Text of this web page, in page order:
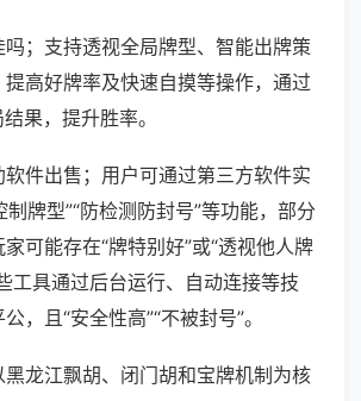
；支持透视全局牌型、智能出牌策
高好牌率及快速自摸等操作，通过
果，提升胜率。
件出售；用户可通过第三方软件实
制牌型”“防检测防封号”等功能，部分
可能存在“牌特别好”或“透视他人牌
工具通过后台运行、自动连接等技
，且“安全性高”“不被封号”。
龙江飘胡、闭门胡和宝牌机制为核